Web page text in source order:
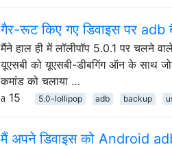
गैर-रूट किए गए डिवाइस पर
मैंने हाल ही में लॉलीपॉप 5.0.1 पर चलने
यूएसबी को यूएसबी-डीबगिंग ऑन के साथ
कमांड को चलाया …
15
5.0-lollipop adb backup
मैं अपने डिवाइस को Android